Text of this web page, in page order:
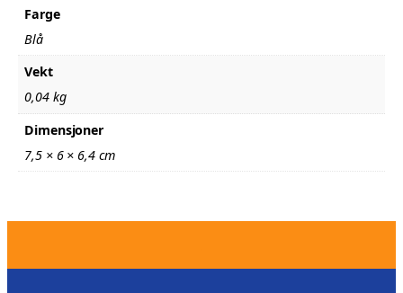
Farge
Blå
Vekt
0,04 kg
Dimensjoner
7,5 × 6 × 6,4 cm